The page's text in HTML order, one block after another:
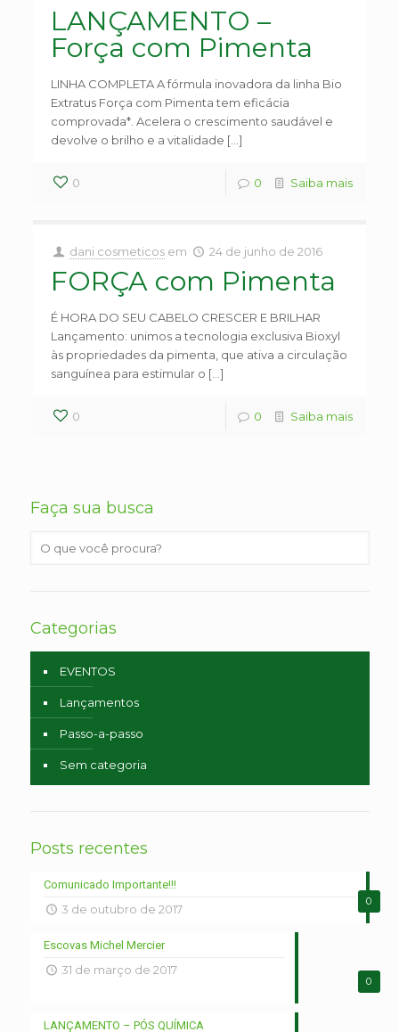
LANÇAMENTO –
Força com Pimenta
LINHA COMPLETA A fórmula inovadora da linha Bio
Extratus Força com Pimenta tem eficácia
comprovada*. Acelera o crescimento saudável e
devolve o brilho e a vitalidade […]
0 0 Saiba mais
dani cosmeticos em 24 de junho de 2016
FORÇA com Pimenta
É HORA DO SEU CABELO CRESCER E BRILHAR
Lançamento: unimos a tecnologia exclusiva Bioxyl
às propriedades da pimenta, que ativa a circulação
sanguínea para estimular o […]
0 0 Saiba mais
Faça sua busca
Categorias
EVENTOS
Lançamentos
Passo-a-passo
Sem categoria
Posts recentes
0
Comunicado Importante!!!
3 de outubro de 2017
0
Escovas Michel Mercier
31 de março de 2017
LANÇAMENTO – PÓS QUÍMICA